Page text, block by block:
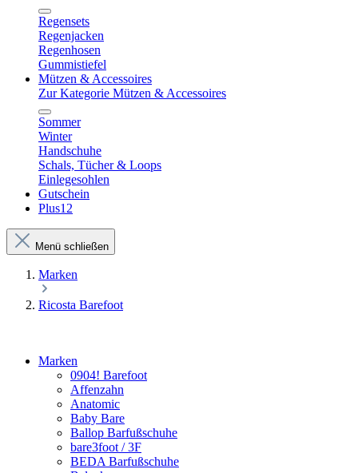
Regensets
Regenjacken
Regenhosen
Gummistiefel
Mützen & Accessoires
Zur Kategorie Mützen & Accessoires
Sommer
Winter
Handschuhe
Schals, Tücher & Loops
Einlegesohlen
Gutschein
Plus12
Menü schließen
Marken
Ricosta Barefoot
Marken
0904! Barefoot
Affenzahn
Anatomic
Baby Bare
Ballop Barfußschuhe
bare3foot / 3F
BEDA Barfußschuhe